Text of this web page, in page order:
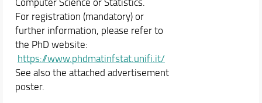
For registration (mandatory) or
further information, please refer to
the PhD website:
https://www.phdmatinfstat.unifi.it/
See also the attached advertisement
poster.